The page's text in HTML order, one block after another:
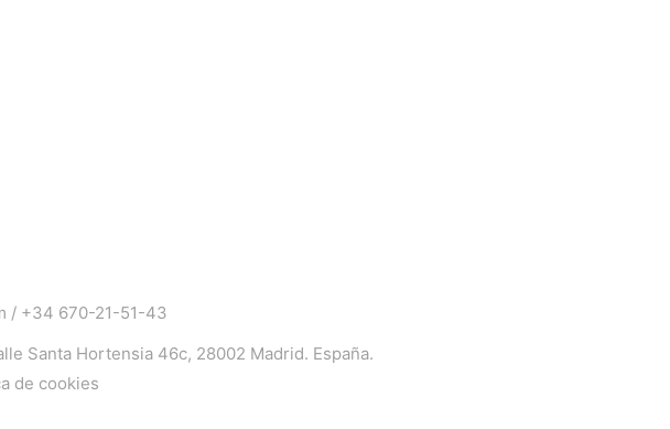
/ +34 670-21-51-43
Santa Hortensia 46c, 28002 Madrid. España.
de cookies